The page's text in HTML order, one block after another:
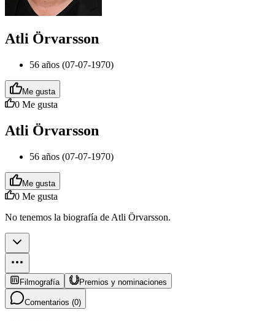
Atli Örvarsson
56 años (07-07-1970)
Me gusta
0 Me gusta
Atli Örvarsson
56 años (07-07-1970)
Me gusta
0 Me gusta
No tenemos la biografía de Atli Örvarsson.
Filmografía Premios y nominaciones
Comentarios (0)